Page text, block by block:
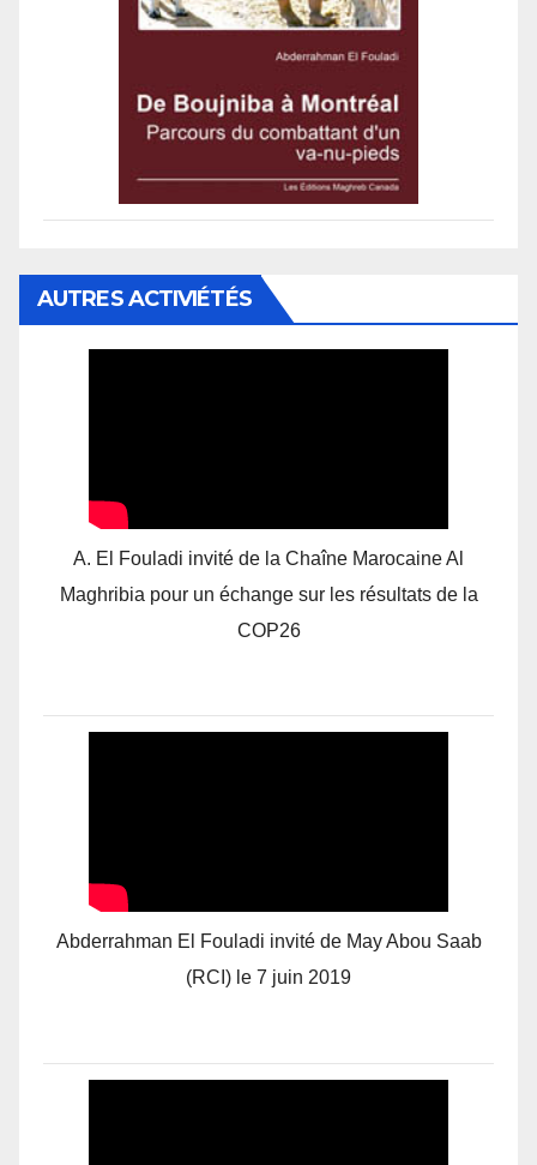
AUTRES ACTIVIÉTÉS
A. El Fouladi invité de la Chaîne Marocaine Al
Maghribia pour un échange sur les résultats de la
COP26
Abderrahman El Fouladi invité de May Abou Saab
(RCI) le 7 juin 2019